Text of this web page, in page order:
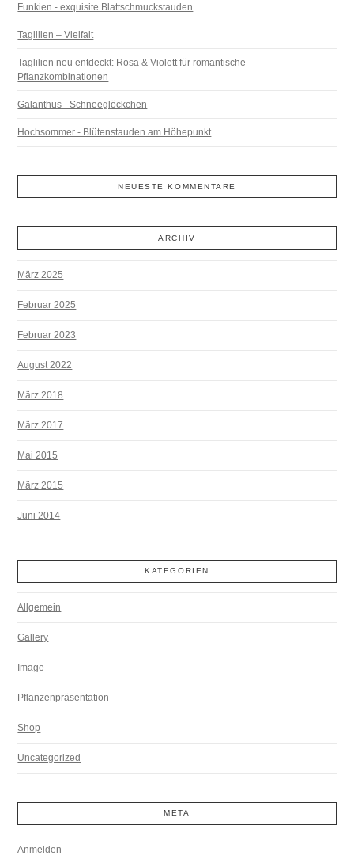
Funkien - exquisite Blattschmuckstauden
Taglilien – Vielfalt
Taglilien neu entdeckt: Rosa & Violett für romantische
Pflanzkombinationen
Galanthus - Schneeglöckchen
Hochsommer - Blütenstauden am Höhepunkt
NEUESTE KOMMENTARE
ARCHIV
März 2025
Februar 2025
Februar 2023
August 2022
März 2018
März 2017
Mai 2015
März 2015
Juni 2014
KATEGORIEN
Allgemein
Gallery
Image
Pflanzenpräsentation
Shop
Uncategorized
META
Anmelden